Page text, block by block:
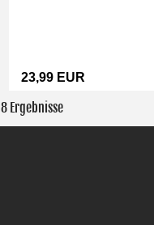
23,99 EUR
8 Ergebnisse